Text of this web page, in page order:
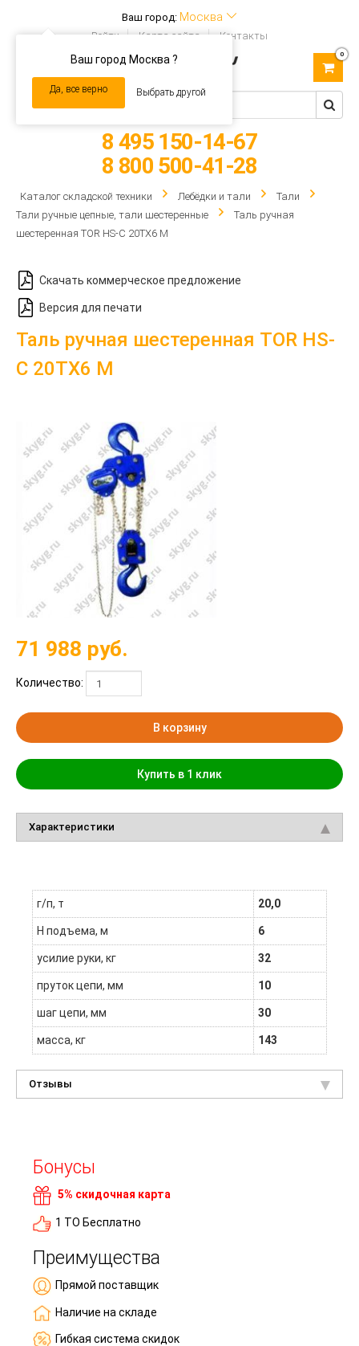
Ваш город: Москва
Ваш город Москва ?
Да, все верно Выбрать другой
Войти Карта сайта Контакты
navigation
0
8 495 150-14-67
8 800 500-41-28
Каталог складской техники Лебёдки и тали
Тали
Тали ручные цепные, тали шестеренные
Таль ручная
шестеренная TOR HS-C 20ТХ6 М
Скачать коммерческое предложение
Версия для печати
Таль ручная шестеренная TOR HS-
C 20ТХ6 М
71 988 руб.
Количество:
В корзину
Купить в 1 клик
Характеристики
г/п, т 20,0
H подъема, м 6
усилие руки, кг 32
пруток цепи, мм 10
шаг цепи, мм 30
масса, кг 143
Отзывы
Бонусы
5% скидочная карта
1 ТО Бесплатно
Преимущества
Прямой поставщик
Наличие на складе
Гибкая система скидок